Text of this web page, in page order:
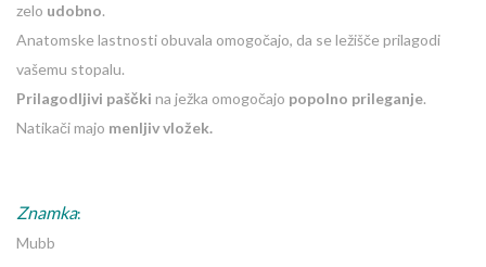
zelo udobno.
Anatomske lastnosti obuvala omogočajo, da se ležišče prilagodi
vašemu stopalu.
Prilagodljivi paščki na ježka omogočajo popolno prileganje.
Natikači majo menljiv vložek.
Znamka:
Mubb